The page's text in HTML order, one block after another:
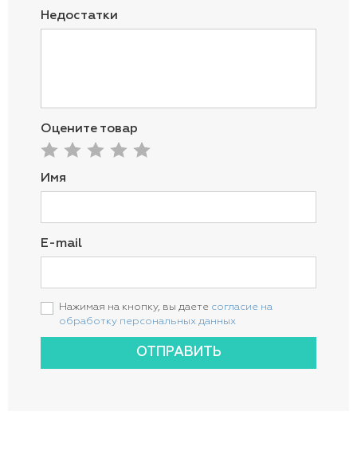
Недостатки
Оцените товар
Имя
E-mail
Нажимая на кнопку, вы даете согласие на
обработку персональных данных
ОТПРАВИТЬ